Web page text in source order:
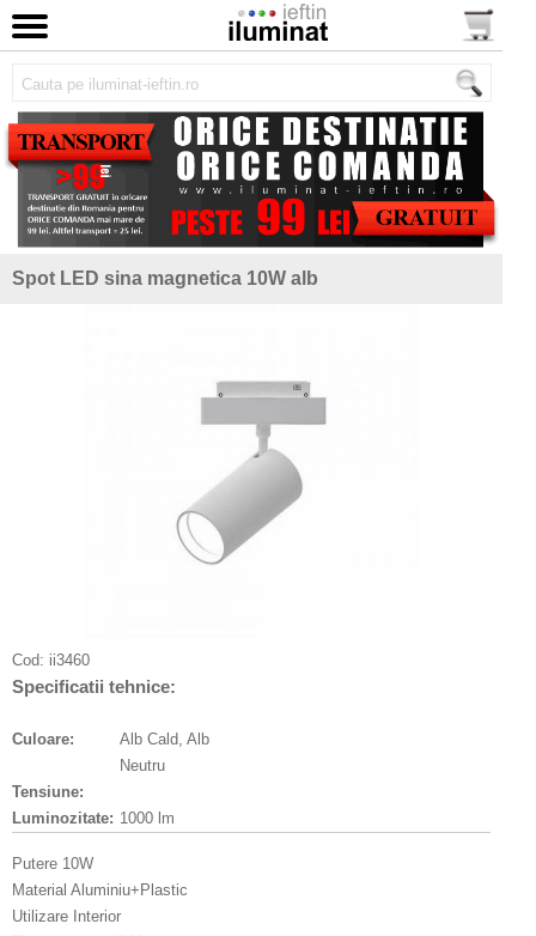
Spot LED sina magnetica 10W alb
Cod: ii3460
Specificatii tehnice:
Culoare:
Alb Cald, Alb
Neutru
Tensiune:
Luminozitate: 1000 lm
Putere 10W
Material Aluminiu+Plastic
Utilizare Interior